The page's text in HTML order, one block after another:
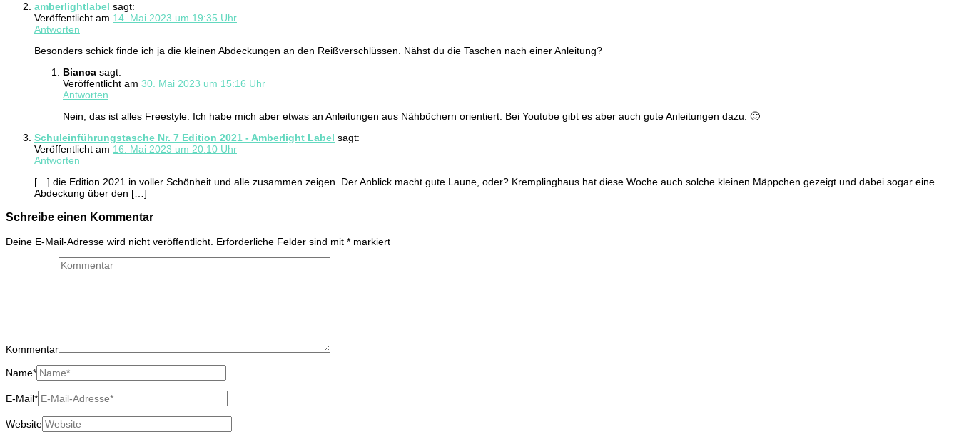
amberlightlabel sagt:
Veröffentlicht am 14. Mai 2023 um 19:35 Uhr
Antworten
Besonders schick finde ich ja die kleinen Abdeckungen an den Reißverschlüssen. Nähst du die Taschen nach einer Anleitung?
Bianca sagt:
Veröffentlicht am 30. Mai 2023 um 15:16 Uhr
Antworten
Nein, das ist alles Freestyle. Ich habe mich aber etwas an Anleitungen aus Nähbüchern orientiert. Bei Youtube gibt es aber auch gute Anleitungen dazu. 🙂
Schuleinführungstasche Nr. 7 Edition 2021 - Amberlight Label sagt:
Veröffentlicht am 16. Mai 2023 um 20:10 Uhr
Antworten
[…] die Edition 2021 in voller Schönheit und alle zusammen zeigen. Der Anblick macht gute Laune, oder? Kremplinghaus hat diese Woche auch solche kleinen Mäppchen gezeigt und dabei sogar eine
Abdeckung über den […]
Schreibe einen Kommentar
Deine E-Mail-Adresse wird nicht veröffentlicht. Erforderliche Felder sind mit * markiert
Kommentar
Name*
E-Mail*
Website